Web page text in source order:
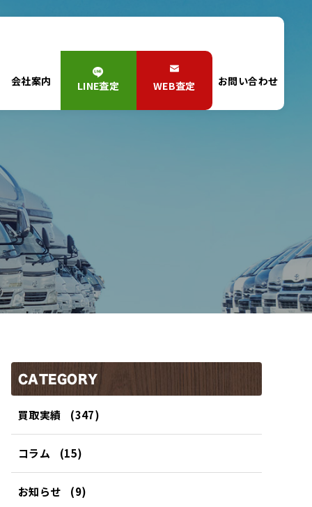
会社案内 LINE査定 WEB査定 お問い合わせ
CATEGORY
買取実績 (347)
コラム (15)
お知らせ (9)